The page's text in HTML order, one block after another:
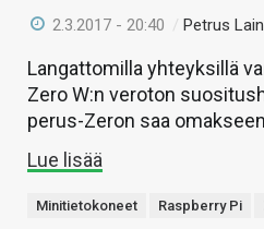
2.3.2017 - 20:40 /Petrus
Langattomilla yhteyksillä
Zero W:n veroton
perus-Zeron saa
Lue lisää
Minitietokoneet Raspberry Pi